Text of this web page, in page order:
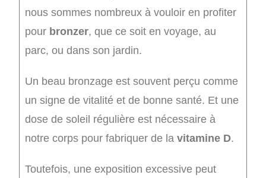
nous sommes nombreux à vouloir en profiter
pour bronzer, que ce soit en voyage, au
parc, ou dans son jardin.
Un beau bronzage est souvent perçu comme
un signe de vitalité et de bonne santé. Et une
dose de soleil régulière est nécessaire à
notre corps pour fabriquer de lavitamine D.
Toutefois, une exposition excessive peut